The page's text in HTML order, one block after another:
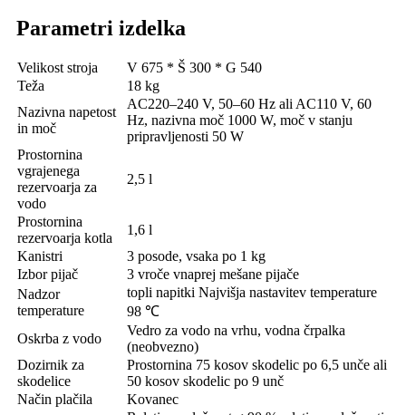
Parametri izdelka
Velikost stroja
V 675 * Š 300 * G 540
Teža
18 kg
Nazivna napetost
in moč
AC220–240 V, 50–60 Hz ali AC110 V, 60
Hz, nazivna moč 1000 W, moč v stanju
pripravljenosti 50 W
Prostornina
vgrajenega
rezervoarja za
vodo
2,5 l
Prostornina
rezervoarja kotla
1,6 l
Kanistri
3 posode, vsaka po 1 kg
Izbor pijač
3 vroče vnaprej mešane pijače
Nadzor
temperature
topli napitki Najvišja nastavitev temperature
98 ℃
Oskrba z vodo
Vedro za vodo na vrhu, vodna črpalka
(neobvezno)
Dozirnik za
skodelice
Prostornina 75 kosov skodelic po 6,5 unče ali
50 kosov skodelic po 9 unč
Način plačila
Kovanec